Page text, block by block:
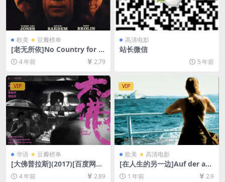
欧美 豆瓣榜单
[老无所依]No Country for O
ld Men (2007)[百度网盘+迅
雷云盘资源1080P超清未删减]
[MP4/7.8GB][中英字幕]
4 年前 2.79
高清电影
站长微信
5 年前
VIP
华语 豆瓣榜单
[大佛普拉斯](2017)[百度网盘
+夸克网盘+迅雷云盘资源1080
P超清未删减][MP4/7.2GB][中
4 年前 2.89
VIP
欧美 高清电影
[在人生的另一边]Auf der an
deren Seite (2007)[百度网盘
+夸克网盘1080P超清未删减
1 年前 2.9